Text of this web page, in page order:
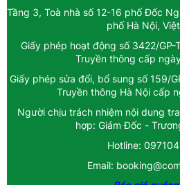
Tầng 3, Toà nhà số 12-16 phố Đốc
phố Hà Nội,
Giấy phép hoạt động số 3422/
Truyền thông cấp
Giấy phép sửa đổi, bổ sung số 159/
Truyền thông Hà Nội cấp
Người chịu trách nhiệm nội dung
hợp: Giám Đốc -
Hotline:
Email: